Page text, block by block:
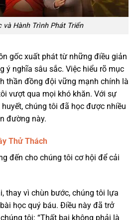
và Hành Trình Phát Triển
gốc xuất phát từ những điều giản
ý nghĩa sâu sắc. Việc hiểu rõ mục
thần đồng đội vững mạnh chính là
vượt qua mọi khó khăn. Với sự
chúng tôi đã học được nhiều
đường này.
Thử Thách
đến cho chúng tôi cơ hội để cải
thay vì chùn bước, chúng tôi lựa
học quý báu. Điều này đã trở
tôi: “Thất bại không phải là